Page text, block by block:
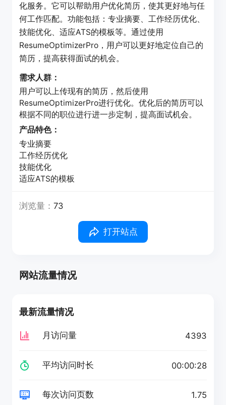
化服务。它可以帮助用户优化简历，使其更好地与任
何工作匹配。功能包括：专业摘要、工作经历优化、
技能优化、适应ATS的模板等。通过使用
ResumeOptimizerPro，用户可以更好地定位自己的
简历，提高获得面试的机会。
需求人群：
用户可以上传现有的简历，然后使用
ResumeOptimizerPro进行优化。优化后的简历可以
根据不同的职位进行进一步定制，提高面试机会。
产品特色：
专业摘要
工作经历优化
技能优化
适应ATS的模板
浏览量：73
打开站点
网站流量情况
最新流量情况
月访问量 4393
平均访问时长 00:00:28
每次访问页数 1.75